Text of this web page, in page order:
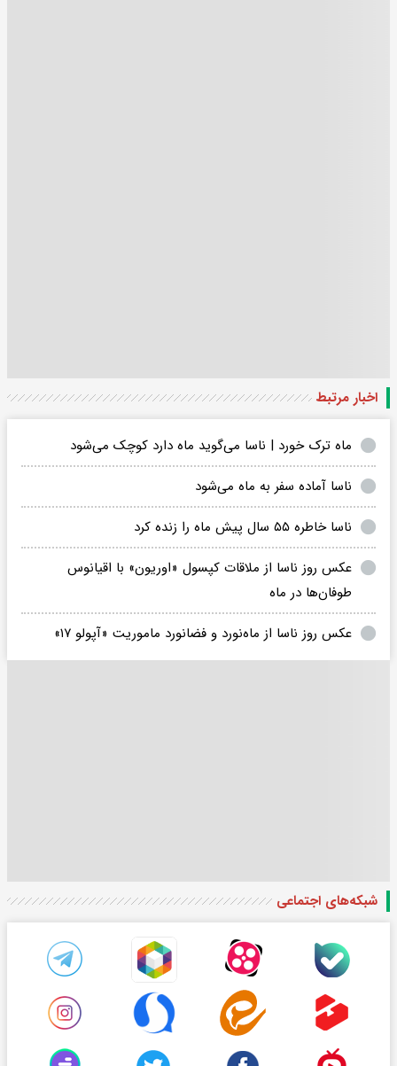
اخبار مرتبط
ماه ترک خورد | ناسا می‌گوید ماه دارد کوچک می‌شود
ناسا آماده سفر به ماه می‌شود
ناسا خاطره ۵۵ سال پیش ماه را زنده کرد
عکس روز ناسا از ملاقات کپسول «اوریون» با اقیانوس
طوفان‌ها در ماه
عکس روز ناسا از ماه‌نورد و فضانورد ماموریت «آپولو ۱۷»
شبکه‌های اجتماعی